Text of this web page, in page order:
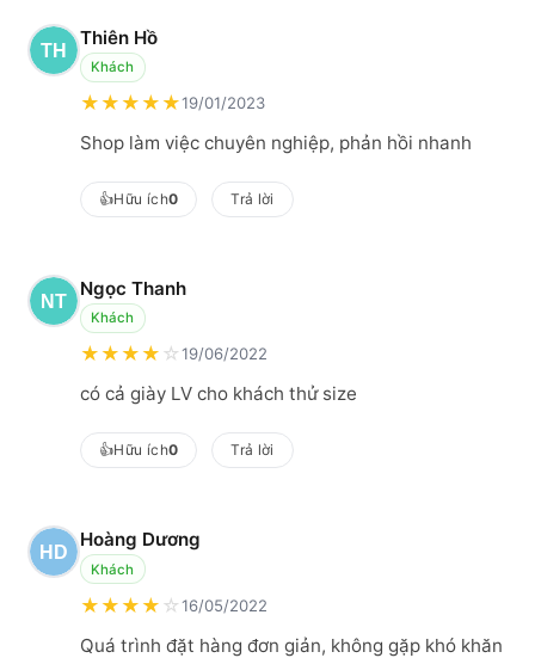
Thiên Hồ
Khách
★ ★ ★ ★ ★19/01/2023
Shop làm việc chuyên nghiệp, phản hồi nhanh
👍Hữu ích0 Trả lời
Ngọc Thanh
Khách
★ ★ ★ ★ ☆19/06/2022
có cả giày LV cho khách thử size
👍Hữu ích0 Trả lời
Hoàng Dương
Khách
★ ★ ★ ★ ☆16/05/2022
Quá trình đặt hàng đơn giản, không gặp khó khăn